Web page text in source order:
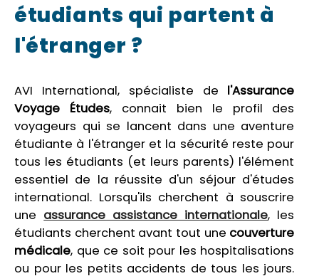
étudiants qui partent à
l'étranger ?
AVI International, spécialiste de l'Assurance
Voyage Études, connait bien le profil des
voyageurs qui se lancent dans une aventure
étudiante à l'étranger et la sécurité reste pour
tous les étudiants (et leurs parents) l'élément
essentiel de la réussite d'un séjour d'études
international. Lorsqu'ils cherchent à souscrire
une assurance assistance internationale, les
étudiants cherchent avant tout une couverture
médicale, que ce soit pour les hospitalisations
ou pour les petits accidents de tous les jours.